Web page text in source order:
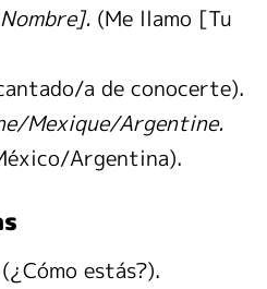
(Me llamo [Tu
a de conocerte).
Mexique/Argentine.
Argentina).
estás?).